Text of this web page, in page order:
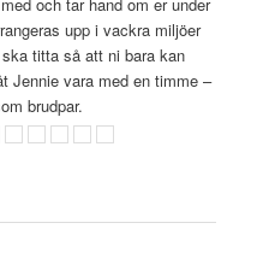
och tar hand om er under
upp i vackra miljöer
titta så att ni bara kan
Jennie vara med en timme –
brudpar.